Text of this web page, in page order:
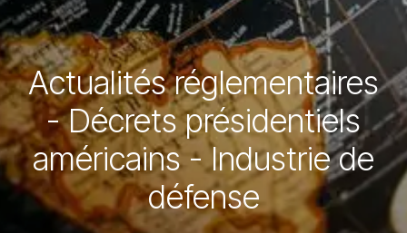
Actualités réglementaires
- Décrets présidentiels
américains - Industrie de
défense